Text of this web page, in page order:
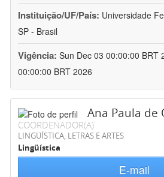
Instituição/UF/País: Universidade
SP - Brasil
Vigência: Sun Dec 03 00:00:00 BRT
00:00:00 BRT 2026
Ana Paula de
COORDENADOR(A)
LINGÜÍSTICA, LETRAS E ARTES
Lingüística
E-mail